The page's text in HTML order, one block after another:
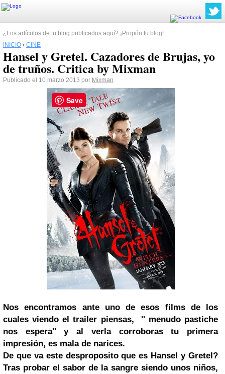
¿Los artículos de tu blog publicados aquí? ¡Propón tu blog!
INICIO › CINE
Hansel y Gretel. Cazadores de Brujas, yo
de truños. Critica by Mixman
Publicado el 10 marzo 2013 por Mixman
Nos encontramos ante uno de esos films de los
cuales viendo el trailer piensas, '' menudo pastiche
nos espera'' y al verla corroboras tu primera
impresión, es mala de narices.
De que va este desproposito que es Hansel y Gretel?
Tras probar el sabor de la sangre siendo unos niños,
Save